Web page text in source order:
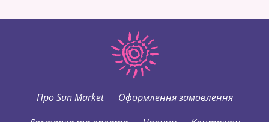
Про Sun Market
Оформлення замовлення